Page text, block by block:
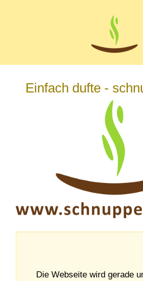
Einfach dufte -
Die Webseite wird gerade